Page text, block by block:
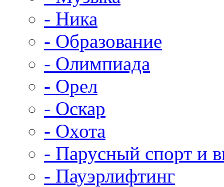
- Ника
- Образование
- Олимпиада
- Орел
- Оскар
- Охота
- Парусный спорт и
- Пауэрлифтинг